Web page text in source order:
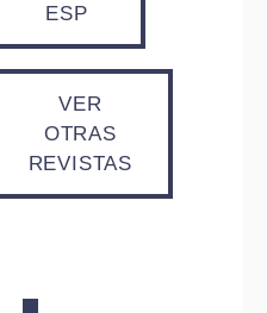
ESP
VER
OTRAS
REVISTAS